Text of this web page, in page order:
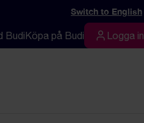
Switch to English
BudiKöpa på Budi Logga in
Logga in